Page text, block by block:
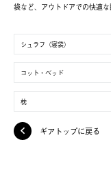
袋など、アウトドアでの快適
シュラフ（寝袋）
コット・ベッド
枕
ギアトップに戻る